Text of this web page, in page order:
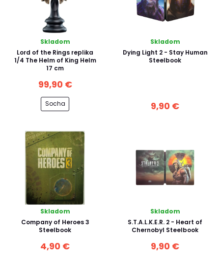
Skladom
Lord of the Rings replika
1/4 The Helm of King Helm
17 cm
99,90 €
Socha
Skladom
Dying Light 2 - Stay Human
Steelbook
9,90 €
Skladom
Company of Heroes 3
Steelbook
4,90 €
Skladom
S.T.A.L.K.E.R. 2 - Heart of
Chernobyl Steelbook
9,90 €